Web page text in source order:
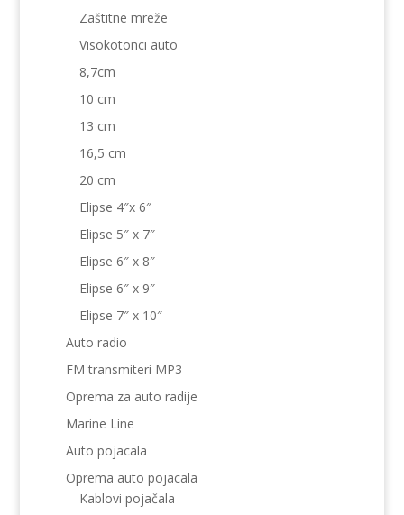
Zaštitne mreže
Visokotonci auto
8,7cm
10 cm
13 cm
16,5 cm
20 cm
Elipse 4″x 6″
Elipse 5″ x 7″
Elipse 6″ x 8″
Elipse 6″ x 9″
Elipse 7″ x 10″
Auto radio
FM transmiteri MP3
Oprema za auto radije
Marine Line
Auto pojacala
Oprema auto pojacala
Kablovi pojačala